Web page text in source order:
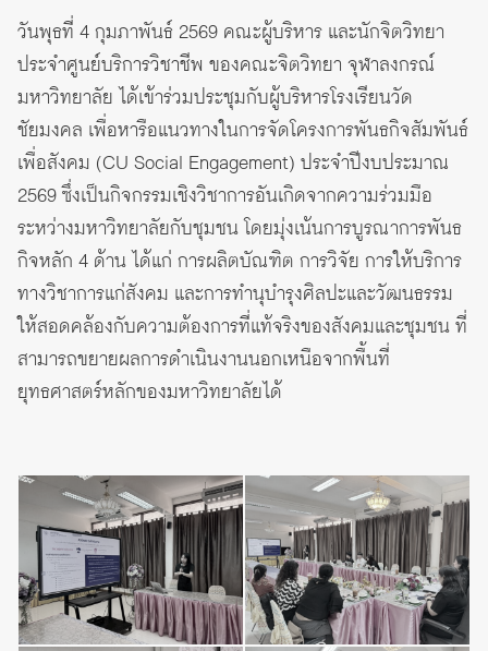
วันพุธที่ 4 กุมภาพันธ์ 2569 คณะผู้บริหาร และนักจิตวิทยา
ประจำศูนย์บริการวิชาชีพ ของคณะจิตวิทยา จุฬาลงกรณ์
มหาวิทยาลัย ได้เข้าร่วมประชุมกับผู้บริหารโรงเรียนวัด
ชัยมงคล เพื่อหารือแนวทางในการจัดโครงการพันธกิจสัมพันธ์
เพื่อสังคม (CU Social Engagement) ประจำปีงบประมาณ
2569 ซึ่งเป็นกิจกรรมเชิงวิชาการอันเกิดจากความร่วมมือ
ระหว่างมหาวิทยาลัยกับชุมชน โดยมุ่งเน้นการบูรณาการพันธ
กิจหลัก 4 ด้าน ได้แก่ การผลิตบัณฑิต การวิจัย การให้บริการ
ทางวิชาการแก่สังคม และการทำนุบำรุงศิลปะและวัฒนธรรม
ให้สอดคล้องกับความต้องการที่แท้จริงของสังคมและชุมชน ที่
สามารถขยายผลการดำเนินงานนอกเหนือจากพื้นที่
ยุทธศาสตร์หลักของมหาวิทยาลัยได้